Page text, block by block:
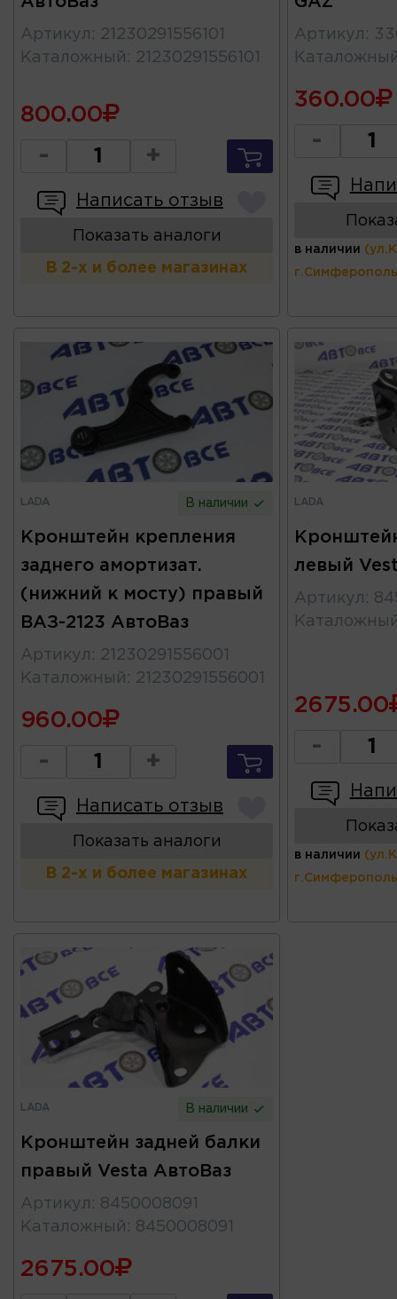
Артикул : 21230291556101
Каталожный : 21230291556101
800.00
- +
Написать отзыв
Показать аналоги
В 2-х и более магазинах
Артикул :
360.00
-
в наличии
LADA В наличии
Кронштейн крепления
заднего амортизат.
(нижний к мосту) правый
ВАЗ-2123 АвтоВаз
Артикул : 21230291556001
Каталожный : 21230291556001
960.00
- +
Написать отзыв
Показать аналоги
В 2-х и более магазинах
LADA
левый
Артикул :
2675.00
-
в наличии
LADA В наличии
Кронштейн задней балки
правый Vesta АвтоВаз
Артикул : 8450008091
Каталожный : 8450008091
2675.00